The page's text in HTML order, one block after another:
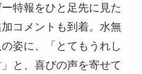
特報をひと足先に見た
コメントも到着。水無
姿に、「とてもうれし
と、喜びの声を寄せて